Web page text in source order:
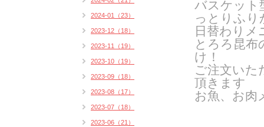
バスケット
っとりふり
日替わりメ
とろろ昆布
け！
ご注文いた
頂きます
お魚、お肉
2024-01（23）
2023-12（18）
2023-11（19）
2023-10（19）
2023-09（18）
2023-08（17）
2023-07（18）
2023-06（21）